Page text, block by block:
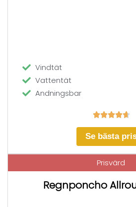
Vindtät
Vattentät
Andningsbar

Se bästa
Prisvärd
Regnponcho